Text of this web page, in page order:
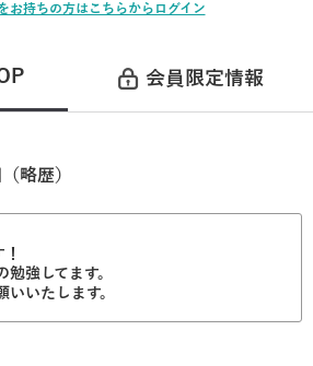
お持ちの方はこちらからログイン
会員限定情報
略歴）
強してます。
いたします。